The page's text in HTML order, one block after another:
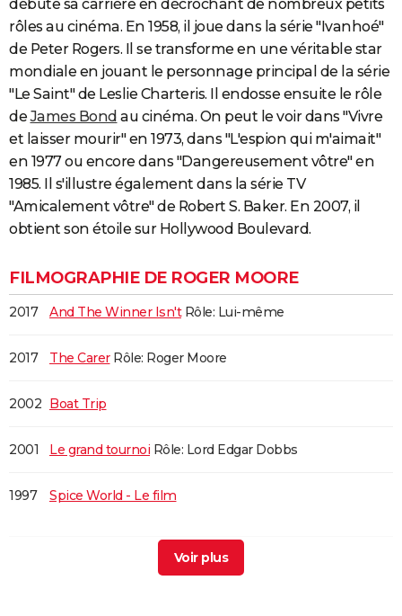
Destinations
City break
Voyage nature
Voyage de noces
Forum
Climat
+
PHOTO
GUIDES D'ACHAT
BONS PLANS
CARTE DE VOEUX
Carte de Noël
Carte Bonne année
Carte Saint-Valentin
Carte Pâques
Carte d'anniversaire
DICTIONNAIRE
Dictionnaire
Biographies
Citations
Expressions
Proverbes
PROGRAMME TV
S'inscrire
Se connecter
Lycées
Collèges
Primaires
Universités
Entreprises
Service militaire
Avis de recherche
AVIS DE DÉCÈS
FORUM
débute sa carrière en décrochant de nombreux petits
rôles au cinéma. En 1958, il joue dans la série "Ivanhoé"
de Peter Rogers. Il se transforme en une véritable star
mondiale en jouant le personnage principal de la série
"Le Saint" de Leslie Charteris. Il endosse ensuite le rôle
deJames Bond au cinéma. On peut le voir dans "Vivre
et laisser mourir" en 1973, dans "L'espion qui m'aimait"
en 1977 ou encore dans "Dangereusement vôtre" en
1985. Il s'illustre également dans la série TV
"Amicalement vôtre" de Robert S. Baker. En 2007, il
obtient son étoile sur Hollywood Boulevard.
FILMOGRAPHIE DE ROGER MOORE
2017 And The Winner Isn't Rôle: Lui-même
2017 The Carer Rôle: Roger Moore
2002 Boat Trip
2001 Le grand tournoi Rôle: Lord Edgar Dobbs
1997 Spice World - Le film
Dangereusement vôtre